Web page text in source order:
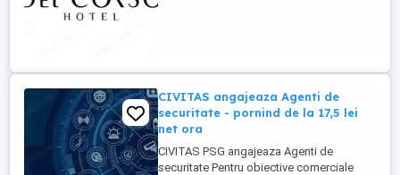
CIVITAS angajeaza Agenti de
securitate - pornind de la 17,5 lei
net ora
CIVITAS PSG angajeaza Agenti de
securitate Pentru obiective comerciale